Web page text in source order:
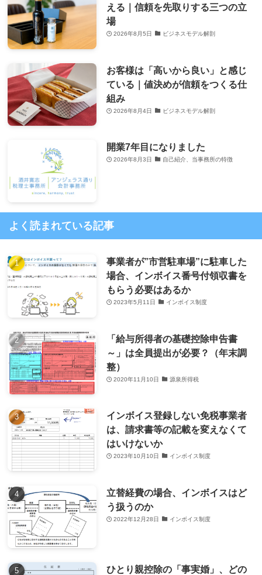
える｜信頼を先取りする三つの立
場
2026年8月5日 ビジネスモデル解剖
お客様は「高いから良い」と感じ
ている｜値決めが信頼をつくる仕
組み
2026年8月4日 ビジネスモデル解剖
開業7年目になりました
2026年8月3日 自己紹介、当事務所の特徴
よく読まれている記事
事業者が”市営駐車場”に駐車した
場合、インボイス番号付領収書を
もらう必要はあるか
2023年5月11日 インボイス制度
「給与所得者の基礎控除申告書
～」は全員提出が必要？（年末調
整）
2020年11月10日 源泉所得税
インボイス登録しない免税事業者
は、請求書等の記載を変えなくて
はいけないか
2023年10月10日 インボイス制度
立替経費の場合、インボイスはど
う扱うのか
2022年12月28日 インボイス制度
ひとり親控除の「事実婚」、どの